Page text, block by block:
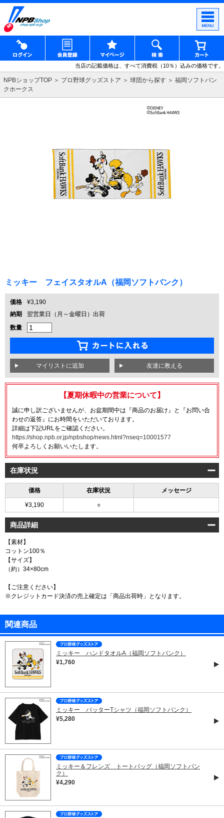
当店の記載価格は、すべて消費税（10％）込みの価格です。
NPBショップTOP プロ野球グッズストア 球団から探す
福岡ソフトバン
クホークス
ミッキー フェイスタオルA（福岡ソフトバンク）
価格
¥3,190
納期
翌営業日（月～金曜日）出荷
数量
友達に教える
【夏期休暇中の営業について】
誠に申し訳ございませんが、お盆期間中は『商品のお届け』と『お問い合
わせの返答』にお時間をいただいております。
詳細は下記URLをご確認ください。
https://shop.npb.or.jp/npbshop/news.html?nseq=10001577
何卒よろしくお願いいたします。
在庫状況
価格 在庫状況 メッセージ
¥3,190 ○
商品詳細
【素材】
コットン100％
【サイズ】
（約）34×80cm
【ご注意ください】
※クレジットカード決済の売上確定は「商品出荷時」となります。
関連商品
ミッキー ハンドタオルA（福岡ソフトバンク）
¥1,760
ミッキー バッターTシャツ（福岡ソフトバンク）
¥5,280
ミッキー＆フレンズ トートバッグ（福岡ソフトバン
ク）
¥4,290